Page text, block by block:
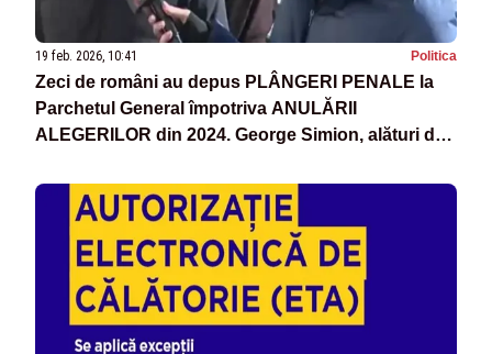
19 feb. 2026, 10:41 Politica
Zeci de români au depus PLÂNGERI PENALE la
Parchetul General împotriva ANULĂRII
ALEGERILOR din 2024. George Simion, alături de